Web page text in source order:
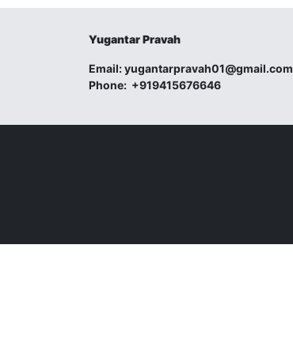
Yugantar Pravah
Email:yugantarpravah01@gmail.com
Phone: +919415676646